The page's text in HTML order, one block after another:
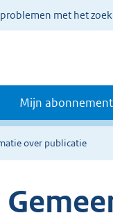
met het
Mijn
over publicatie